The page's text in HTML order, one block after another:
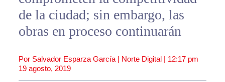
de la ciudad; sin embargo, las
obras en proceso continuarán
Por Salvador Esparza García | Norte Digital | 12:17 pm
19 agosto, 2019